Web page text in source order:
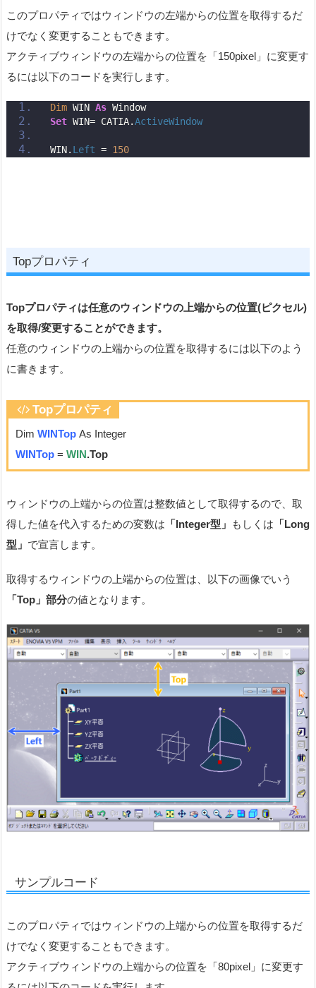
このプロパティではウィンドウの左端からの位置を取得するだ
けでなく変更することもできます。
アクティブウィンドウの左端からの位置を「150pixel」に変更す
るには以下のコードを実行します。
Dim WIN As Window
Set WIN= CATIA.ActiveWindow
WIN. Left = 150
Topプロパティ
Topプロパティは任意のウィンドウの上端からの位置(ピクセル)
を取得/変更することができます。
任意のウィンドウの上端からの位置を取得するには以下のよう
に書きます。
Topプロパティ
Dim WINTop As Integer
WINTop = WIN .Top
ウィンドウの上端からの位置は整数値として取得するので、取
得した値を代入するための変数は 「Integer型」 もしくは 「Long
型」 で宣言します。
取得するウィンドウの上端からの位置は、以下の画像でいう
「Top」部分の値となります。
サンプルコード
このプロパティではウィンドウの上端からの位置を取得するだ
けでなく変更することもできます。
アクティブウィンドウの上端からの位置を「80pixel」に変更す